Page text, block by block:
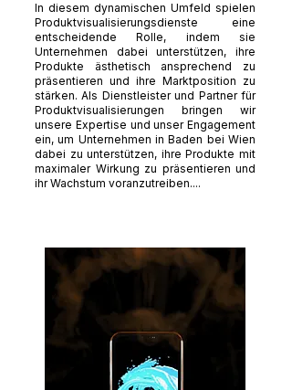
In diesem dynamischen Umfeld spielen
Produktvisualisierungsdienste eine
entscheidende Rolle, indem sie
Unternehmen dabei unterstützen, ihre
Produkte ästhetisch ansprechend zu
präsentieren und ihre Marktposition zu
stärken. Als Dienstleister und Partner für
Produktvisualisierungen bringen wir
unsere Expertise und unser Engagement
ein, um Unternehmen in Baden bei Wien
dabei zu unterstützen, ihre Produkte mit
maximaler Wirkung zu präsentieren und
ihr Wachstum voranzutreiben....